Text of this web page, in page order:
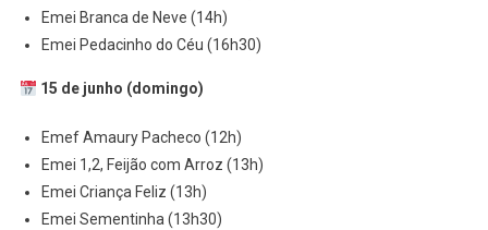
Emei Branca de Neve (14h)
Emei Pedacinho do Céu (16h30)
15 de junho (domingo)
Emef Amaury Pacheco (12h)
Emei 1,2, Feijão com Arroz (13h)
Emei Criança Feliz (13h)
Emei Sementinha (13h30)